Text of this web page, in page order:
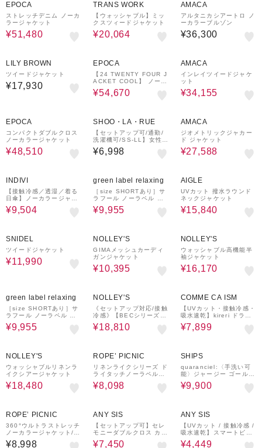
EPOCA
ストレッチデニム ノーカ
ラージャケット
¥51,480
TRANS WORK
【ウォッシャブル】ミッ
クスツィードジャケット
¥20,064
AMACA
アルタニカシアートロ ノ
ーカラーブルゾン
¥36,300
LILY BROWN
ツイードジャケット
¥17,930
EPOCA
【24 TWENTY FOUR J
ACKET COOL】 ノーカ
ラージャケット
¥54,670
AMACA
インレイツイードジャケ
ット
¥34,155
EPOCA
コンパクトダブルクロス
ノーカラージャケット
¥48,510
SHOO・LA・RUE
【セットアップ可/通勤/
洗濯機可/SS-LL】女性ら
しく決まる カラーレスジ
ャケット
¥6,998
AMACA
ジオメトリックジャカー
ド ジャケット
¥27,588
INDIVI
【接触冷感／透湿／着る
日傘】ノーカラージャケ
ット
¥9,504
green label relaxing
［size SHORTあり］サ
ラフール ノーラペル ジ
ャケット ストレッチ 接
触冷感 UVカット
¥9,955
AIGLE
UVカット 撥水ラウンド
ネックジャケット
¥15,840
SNIDEL
ツイードジャケット
¥11,990
NOLLEY'S
GIMAメッシュカーディ
ガンジャケット
¥10,395
NOLLEY'S
ウォッシャブル高機能半
袖ジャケット
¥16,170
green label relaxing
［size SHORTあり］サ
ラフール ノーラペル ジ
ャケット ストレッチ 接
触冷感 UVカット
¥9,955
NOLLEY'S
《セットアップ対応/接触
冷感》【BECシリーズ】
ハイスペックトロVネッ
クジャケット
¥18,810
COMME CA ISM
【UVカット・接触冷感・
吸水速乾】kireri ドライ
ヴィンテージ 着流しジャ
ケット （セットアップ対
¥7,899
NOLLEY'S
ウォッシャブルリネンラ
イクシアージャケット
¥18,480
ROPE’ PICNIC
リネンライクシリーズ ド
ライタッチノーラペルジ
ャケット/UVカット・接
触冷感・防シワ
¥8,098
SHIPS
quaranciel:〈手洗い可
能〉ジャージー ゴールド
ボタン クルーネック ジ
ャケット
¥9,900
ROPE’ PICNIC
360°ウルトラストレッチ
ノーカラージャケット/U
Vカット・花粉ガード・
入卒式・セットアップ対
¥8,998
ANY SIS
【セットアップ可】セレ
モニーダブルクロス カラ
ーレスジャケット
¥7,450
ANY SIS
【UVカット / 接触冷感 /
吸水速乾】スマートビュ
ーティストレッチ ノーカ
ラージャケット
¥4,449